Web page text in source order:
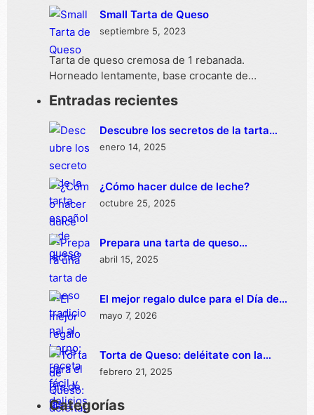
Small Tarta de Queso
septiembre 5, 2023
Tarta de queso cremosa de 1 rebanada.
Horneado lentamente, base crocante de…
Entradas recientes
Descubre los secretos de la tarta
española de queso
enero 14, 2025
¿Cómo hacer dulce de leche?
octubre 25, 2025
Prepara una tarta de queso
tradicional al horno: receta fácil y
abril 15, 2025
El mejor regalo dulce para el Día de
las Madres
mayo 7, 2026
Torta de Queso: deléitate con la
mejor opción de delivery en México
febrero 21, 2025
Categorías